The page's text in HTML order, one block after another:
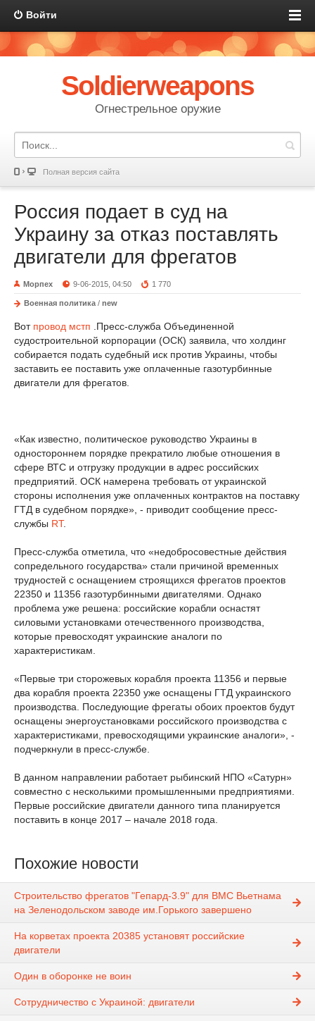
Войти
Soldierweapons
Огнестрельное оружие
Полная версия сайта
Россия подает в суд на
Украину за отказ поставлять
двигатели для фрегатов
Морпех 9-06-2015, 04:50 1 770
Военная политика / new
Вот провод мстп .Пресс-служба Объединенной
судостроительной корпорации (ОСК) заявила, что холдинг
собирается подать судебный иск против Украины, чтобы
заставить ее поставить уже оплаченные газотурбинные
двигатели для фрегатов.
«Как известно, политическое руководство Украины в
одностороннем порядке прекратило любые отношения в
сфере ВТС и отгрузку продукции в адрес российских
предприятий. ОСК намерена требовать от украинской
стороны исполнения уже оплаченных контрактов на поставку
ГТД в судебном порядке», - приводит сообщение пресс-
службы RT.
Пресс-служба отметила, что «недобросовестные действия
сопредельного государства» стали причиной временных
трудностей с оснащением строящихся фрегатов проектов
22350 и 11356 газотурбинными двигателями. Однако
проблема уже решена: российские корабли оснастят
силовыми установками отечественного производства,
которые превосходят украинские аналоги по
характеристикам.
«Первые три сторожевых корабля проекта 11356 и первые
два корабля проекта 22350 уже оснащены ГТД украинского
производства. Последующие фрегаты обоих проектов будут
оснащены энергоустановками российского производства с
характеристиками, превосходящими украинские аналоги», -
подчеркнули в пресс-службе.
В данном направлении работает рыбинский НПО «Сатурн»
совместно с несколькими промышленными предприятиями.
Первые российские двигатели данного типа планируется
поставить в конце 2017 – начале 2018 года.
Похожие новости
Строительство фрегатов "Гепард-3.9" для ВМС Вьетнама
на Зеленодольском заводе им.Горького завершено
На корветах проекта 20385 установят российские
двигатели
Один в оборонке не воин
Сотрудничество с Украиной: двигатели